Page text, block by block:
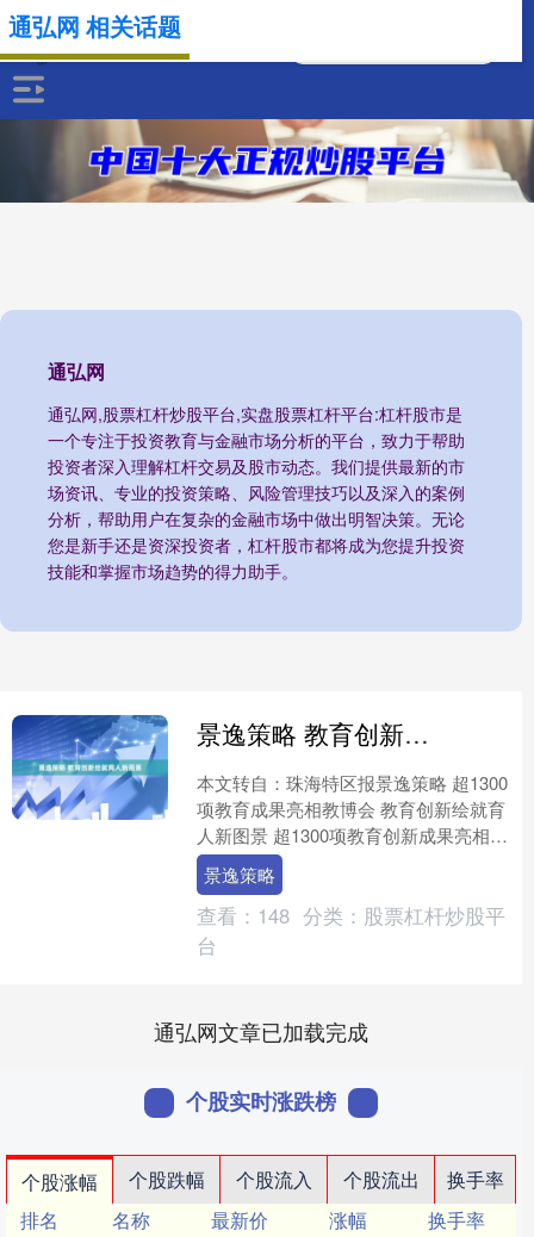
通弘网
通弘网,股票杠杆炒股平台,实盘股票杠杆平台:杠杆股市是
一个专注于投资教育与金融市场分析的平台，致力于帮助
投资者深入理解杠杆交易及股市动态。我们提供最新的市
场资讯、专业的投资策略、风险管理技巧以及深入的案例
分析，帮助用户在复杂的金融市场中做出明智决策。无论
您是新手还是资深投资者，杠杆股市都将成为您提升投资
技能和掌握市场趋势的得力助手。
通弘网 相关话题
景逸策略 教育创新绘就育人新图景
本文转自：珠海特区报景逸策略 超1300
项教育成果亮相教博会 教育创新绘就育
人新图景 超1300项教育创新成果亮相本
届教博会。 本报记者 吴长赋 摄 本报
讯 记....
景逸策略
查看： 148 分类： 股票杠杆炒股平
台
通弘网文章已加载完成
个股实时涨跌榜
个股涨幅 个股跌幅 个股流入 个股流出
换手率
排名
名称 最新价 涨幅
换手率